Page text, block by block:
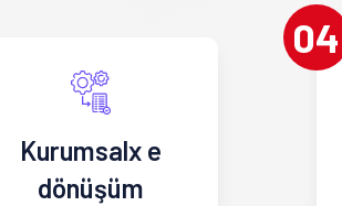
Kurumsalx e
dönüşüm
04